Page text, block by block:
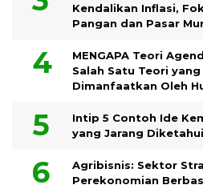
Kendalikan Inflasi,
Pangan dan Pasar
MENGAPA Teori
Salah Satu Teori
Dimanfaatkan Oleh
Intip 5 Contoh Ide
yang Jarang Diketahui
Agribisnis: Sektor
Perekonomian